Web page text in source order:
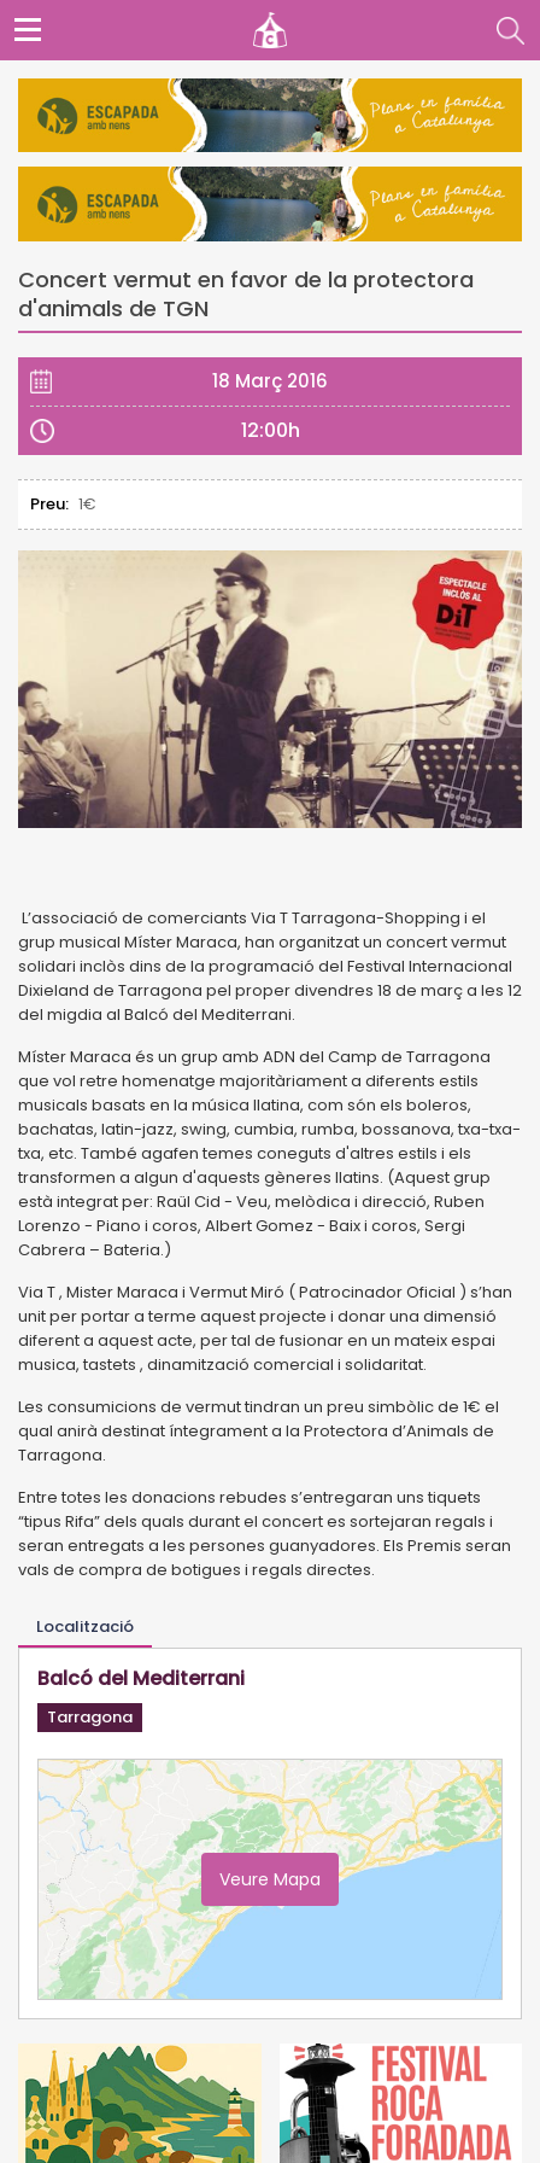
Concert vermut en favor de la protectora
d'animals de TGN
18 Març 2016
12:00h
Preu: 1€
L’associació de comerciants Via T Tarragona-Shopping i el
grup musical Míster Maraca, han organitzat un concert vermut
solidari inclòs dins de la programació del Festival Internacional
Dixieland de Tarragona pel proper divendres 18 de març a les 12
del migdia al Balcó del Mediterrani.
Míster Maraca és un grup amb ADN del Camp de Tarragona
que vol retre homenatge majoritàriament a diferents estils
musicals basats en la música llatina, com són els boleros,
bachatas, latin-jazz, swing, cumbia, rumba, bossanova, txa-txa-
txa, etc. També agafen temes coneguts d'altres estils i els
transformen a algun d'aquests gèneres llatins. (Aquest grup
està integrat per: Raül Cid - Veu, melòdica i direcció, Ruben
Lorenzo - Piano i coros, Albert Gomez - Baix i coros, Sergi
Cabrera – Bateria.)
Via T , Mister Maraca i Vermut Miró ( Patrocinador Oficial ) s’han
unit per portar a terme aquest projecte i donar una dimensió
diferent a aquest acte, per tal de fusionar en un mateix espai
musica, tastets , dinamització comercial i solidaritat.
Les consumicions de vermut tindran un preu simbòlic de 1€ el
qual anirà destinat íntegrament a la Protectora d’Animals de
Tarragona.
Entre totes les donacions rebudes s’entregaran uns tiquets
“tipus Rifa” dels quals durant el concert es sortejaran regals i
seran entregats a les persones guanyadores. Els Premis seran
vals de compra de botigues i regals directes.
Localització
Balcó del Mediterrani
Tarragona
Veure Mapa